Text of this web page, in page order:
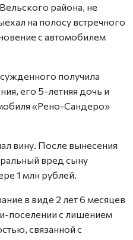
района, не
на полосу встречного
с автомобилем
получила
его 5-летняя дочь и
«Рено-Сандеро»
вину. После вынесения
вред сыну
1 млн рублей.
в виде 2 лет 6 месяцев
поселении с лишением
связанной с